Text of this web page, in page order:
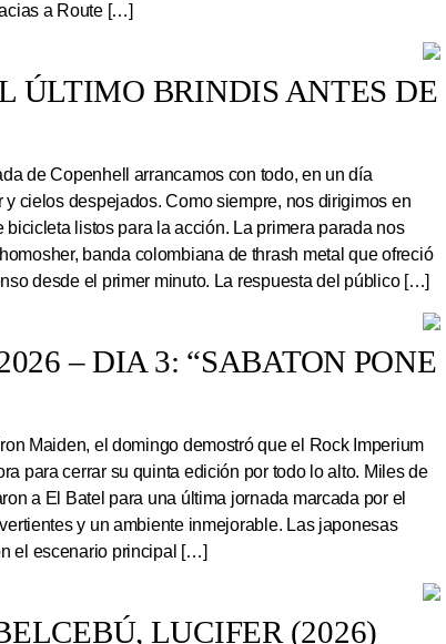
a Route […]
ÚLTIMO BRINDIS ANTES DE
de Copenhell arrancamos con todo, en un día
cielos despejados. Como siempre, nos dirigimos en
bicicleta listos para la acción. La primera parada nos
banda colombiana de thrash metal que ofreció
desde el primer minuto. La respuesta del público […]
– DIA 3: “SABATON PONE
Maiden, el domingo demostró que el Rock Imperium
para cerrar su quinta edición por todo lo alto. Miles de
a El Batel para una última jornada marcada por el
y un ambiente inmejorable. Las japonesas
el escenario principal […]
LUCIFER (2026)